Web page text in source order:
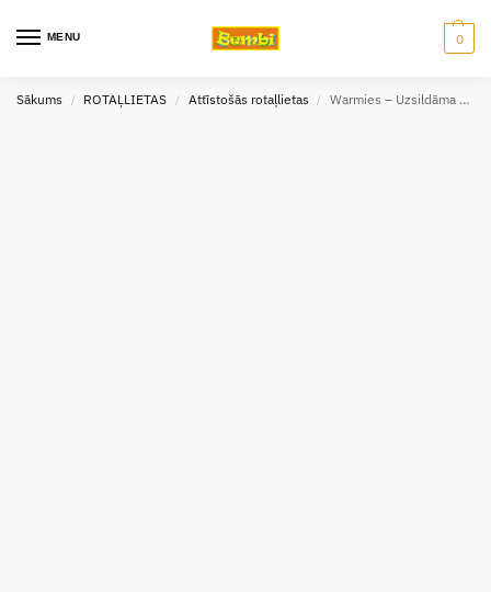
MENU 0
Sākums / ROTAĻLIETAS / Attīstošās rotaļlietas / Warmies – Uzsildāma rotaļlieta – Brūnais sprogainais lācis